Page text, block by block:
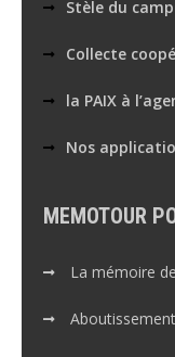
Stèle du
Collecte
la PAIX à
Nos
MEMOTOUR
La mémoire